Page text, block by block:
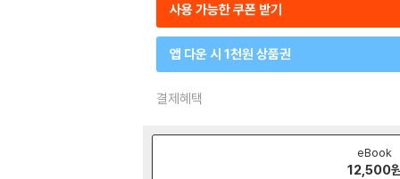
사용 가능한 쿠폰 받기
앱 다운 시 1천원 상품권
결제혜택
eBook
12,500